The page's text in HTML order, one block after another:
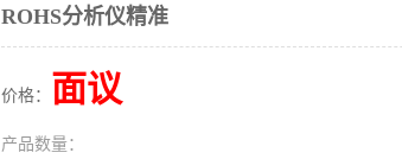
ROHS分析仪精准
价格： 面议
产品数量：